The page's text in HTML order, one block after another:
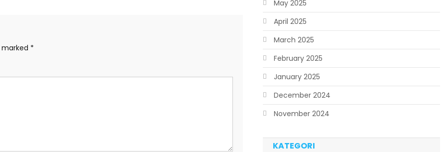
marked *
May 2025
April 2025
March 2025
February 2025
January 2025
December 2024
November 2024
KATEGORI